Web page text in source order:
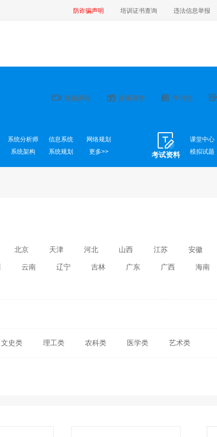
防诈骗声明 培训证书查询 违法信息举报
视频课程 直播课堂 学习包
系统分析师 信息系统
网络规划
系统架构
系统规划
更多>>
考试资料
课堂中心
模拟试题
北京 天津 河北 山西 江苏 安徽
云南 辽宁 吉林 广东 广西 海南
文史类 理工类 农科类 医学类 艺术类